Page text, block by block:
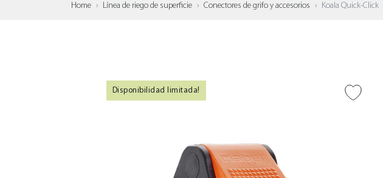
Home Línea de riego de superficie Conectores de grifo y accesorios Koala Quick-Click
Disponibilidad limitada!